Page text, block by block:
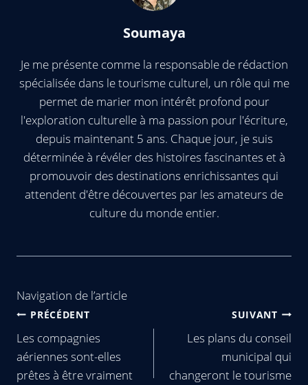
Soumaya
Je me présente comme la responsable de rédaction
spécialisée dans le tourisme culturel, un rôle qui me
permet de marier mon intérêt profond pour
l'exploration culturelle à ma passion pour l'écriture,
depuis maintenant 5 ans. Chaque jour, je suis
déterminée à révéler des histoires fascinantes et à
promouvoir des destinations enrichissantes qui
attendent d'être découvertes par les amateurs de
culture du monde entier.
Navigation de l’article
PRÉCÉDENT
Les compagnies
aériennes sont-elles
prêtes à être vraiment
SUIVANT
Les plans du conseil
municipal qui
changeront le tourisme